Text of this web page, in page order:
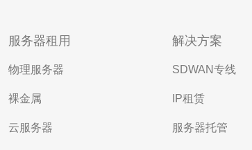
服务器租用
物理服务器
裸金属
云服务器
解决方案
SDWAN专线
IP租赁
服务器托管